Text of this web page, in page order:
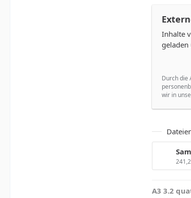
Inhalte
geladen
Durch die
wir in
A3 3.2